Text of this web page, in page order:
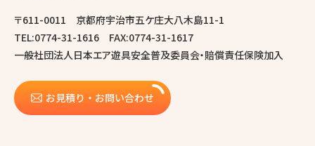
〒611-0011 京都府宇治市五ケ庄大八木島11-1
TEL:0774-31-1616 FAX:0774-31-1617
一般社団法人日本エア遊具安全普及委員会・賠償責任保険加入
お見積り・お問い合わせ